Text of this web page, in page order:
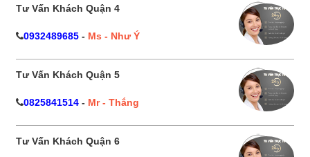
Tư Vấn Khách Quận 4
0932489685 - Ms - Như Ý
Tư Vấn Khách Quận 5
0825841514 - Mr - Thắng
Tư Vấn Khách Quận 6